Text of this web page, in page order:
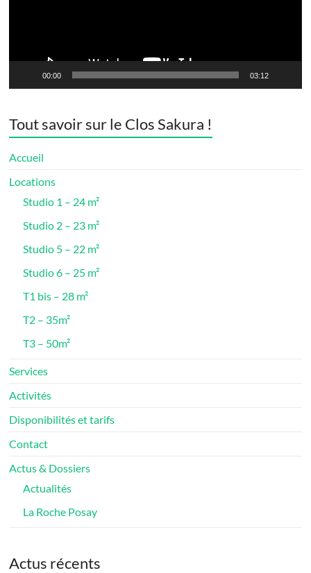
00:00 03:12
Tout savoir sur le Clos Sakura !
Accueil
Locations
Studio 1 – 24 m²
Studio 2 – 23 m²
Studio 5 – 22 m²
Studio 6 – 25 m²
T1 bis – 28 m²
T2 – 35m²
T3 – 50m²
Services
Activités
Disponibilités et tarifs
Contact
Actus & Dossiers
Actualités
La Roche Posay
Actus récents